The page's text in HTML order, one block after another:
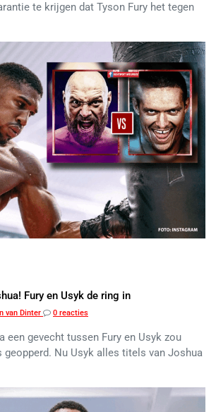
te krijgen dat Tyson Fury het tegen
Fury en Usyk de ring in
van Dinter 0 reacties
een gevecht tussen Fury en Usyk zou
geopperd. Nu Usyk alles titels van Joshua